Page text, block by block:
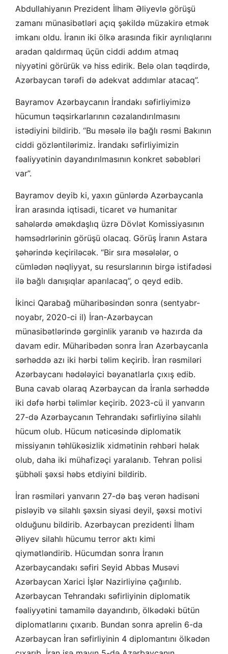
Abdullahiyanın Prezident İlham Əliyevlə görüşü
zamanı münasibətləri açıq şəkildə müzakirə etmək
imkanı oldu. İranın iki ölkə arasında fikir ayrılıqlarını
aradan qaldırmaq üçün ciddi addım atmaq
niyyətini görürük və hiss edirik. Belə olan təqdirdə,
Azərbaycan tərəfi də adekvat addımlar atacaq”.
Bayramov Azərbaycanın İrandakı səfirliyimizə
hücumun təqsirkarlarının cəzalandırılmasını
istədiyini bildirib. “Bu məsələ ilə bağlı rəsmi Bakının
ciddi gözləntilərimiz. İrandakı səfirliyimizin
fəaliyyətinin dayandırılmasının konkret səbəbləri
var”.
Bayramov deyib ki, yaxın günlərdə Azərbaycanla
İran arasında iqtisadi, ticaret və humanitar
sahələrdə əməkdaşlıq üzrə Dövlət Komissiyasının
həmsədrlərinin görüşü olacaq. Görüş İranın Astara
şəhərində keçiriləcək. “Bir sıra məsələlər, o
cümlədən nəqliyyat, su resurslarının birgə istifadəsi
ilə bağlı danışıqlar aparılacaq”, o qeyd edib.
İkinci Qarabağ müharibəsindən sonra (sentyabr-
noyabr, 2020-ci il) İran-Azərbaycan
münasibətlərində gərginlik yaranıb və hazırda da
davam edir. Müharibədən sonra İran Azərbaycanla
sərhəddə azı iki hərbi təlim keçirib. İran rəsmiləri
Azərbaycanı hədələyici bəyanatlarla çıxış edib.
Buna cavab olaraq Azərbaycan da İranla sərhəddə
iki dəfə hərbi təlimlər keçirib. 2023-cü il yanvarın
27-də Azərbaycanın Tehrandakı səfirliyinə silahlı
hücum olub. Hücum nəticəsində diplomatik
missiyanın təhlükəsizlik xidmətinin rəhbəri həlak
olub, daha iki mühafizəçi yaralanıb. Tehran polisi
şübhəli şəxsi həbs etdiyini bildirib.
İran rəsmiləri yanvarın 27-də baş verən hadisəni
pisləyib və silahlı şəxsin siyasi deyil, şəxsi motivi
olduğunu bildirib. Azərbaycan prezidenti İlham
Əliyev silahlı hücumu terror aktı kimi
qiymətləndirib. Hücumdan sonra İranın
Azərbaycandakı səfiri Seyid Abbas Musəvi
Azərbaycan Xarici İşlər Nazirliyinə çağırılıb.
Azərbaycan Tehrandakı səfirliyinin diplomatik
fəaliyyətini tamamilə dayandırıb, ölkədəki bütün
diplomatlarını çıxarıb. Bundan sonra aprelin 6-da
Azərbaycan İran səfirliyinin 4 diplomantını ölkədən